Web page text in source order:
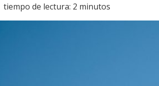
tiempo de lectura: 2 minutos